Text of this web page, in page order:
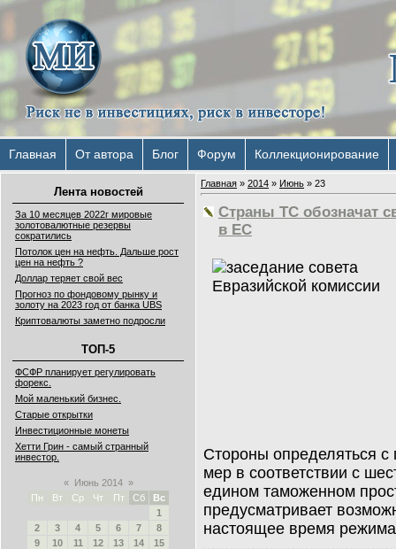
Главная От автора Блог Форум Коллекционирование
Лента новостей
За 10 месяцев 2022г мировые
золотовалютные резервы
сократились
Потолок цен на нефть. Дальше рост
цен на нефть ?
Доллар теряет свой вес
Прогноз по фондовому рынку и
золоту на 2023 год от банка UBS
Криптовалюты заметно подросли
ТОП-5
ФСФР планирует регулировать
форекс.
Мой маленький бизнес.
Старые открытки
Инвестиционные монеты
Хетти Грин - самый странный
инвестор.
« Июнь 2014 »
Пн
Вт Ср Чт Пт Сб
Вс
1
2
3 4 5 6 7
8
9
10 11 12 13 14
15
Главная » 2014 » Июнь » 23
Страны ТС обозначат
в ЕС
Стороны определяться с
мер в соответствии с
едином таможенном
предусматривает
настоящее время